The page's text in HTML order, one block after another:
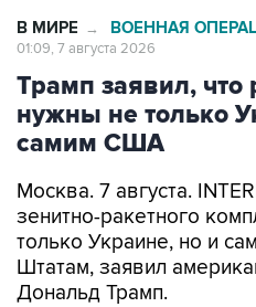
В МИРЕ → ВОЕННАЯ
01:09, 7 августа 2026
Трамп заявил, что
нужны не только
самим США
Москва. 7 августа.
зенитно-ракетного
только Украине, но и
Штатам, заявил
Дональд Трамп.